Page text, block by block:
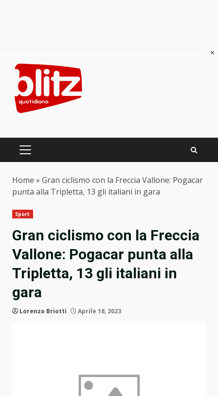
content
PRIMARY
Home » Gran ciclismo con la Freccia Vallone: Pogacar
punta alla Tripletta, 13 gli italiani in gara
Sport
Gran ciclismo con la Freccia
Vallone: Pogacar punta alla
Tripletta, 13 gli italiani in
gara
Lorenzo Briotti Aprile 18, 2023
×